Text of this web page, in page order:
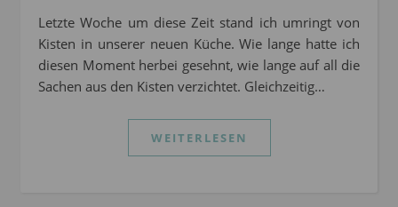
Letzte Woche um diese Zeit stand ich umringt von
Kisten in unserer neuen Küche. Wie lange hatte ich
diesen Moment herbei gesehnt, wie lange auf all die
Sachen aus den Kisten verzichtet. Gleichzeitig…
WEITERLESEN